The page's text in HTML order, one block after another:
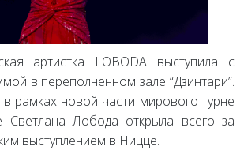
артистка LOBODA выступила с
в переполненном зале “Дзинтари”.
рамках новой части мирового турне
Светлана Лобода открыла всего за
выступлением в Ницце.